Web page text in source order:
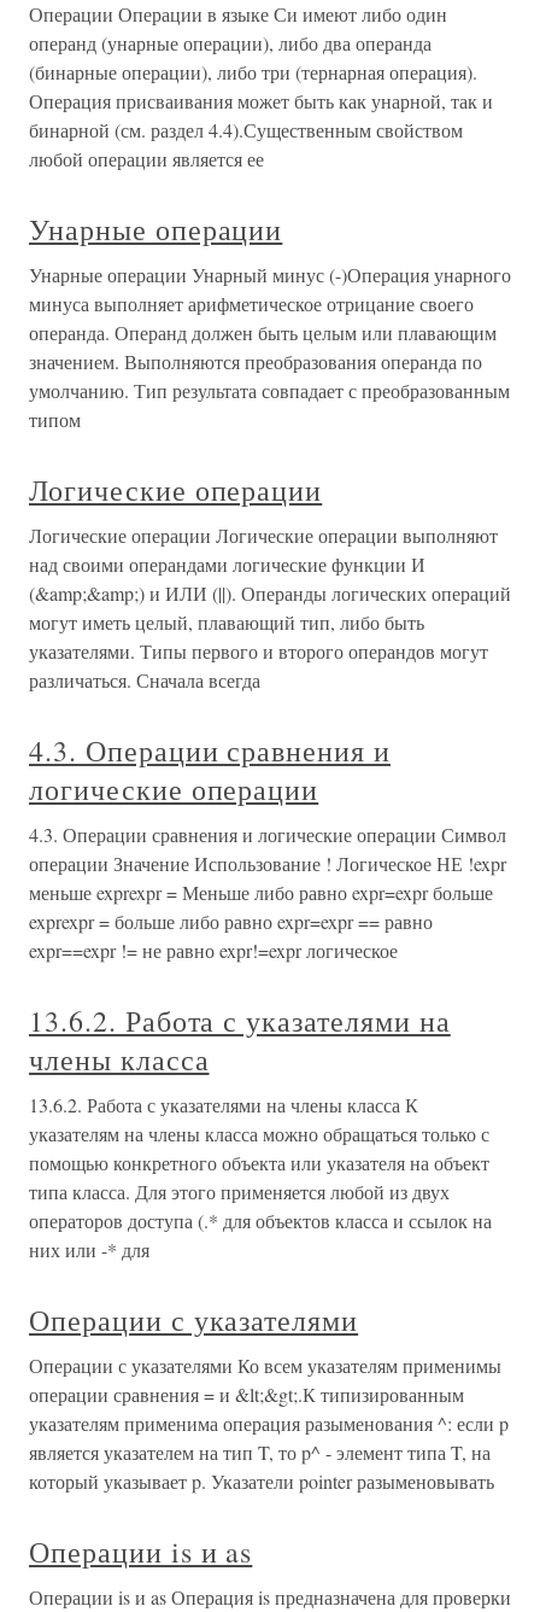
Операции Операции в языке Си имеют либо один
операнд (унарные операции), либо два операнда
(бинарные операции), либо три (тернарная операция).
Операция присваивания может быть как унарной, так и
бинарной (см. раздел 4.4).Существенным свойством
любой операции является ее
Унарные операции
Унарные операции Унарный минус (-)Операция унарного
минуса выполняет арифметическое отрицание своего
операнда. Операнд должен быть целым или плавающим
значением. Выполняются преобразования операнда по
умолчанию. Тип результата совпадает с преобразованным
типом
Логические операции
Логические операции Логические операции выполняют
над своими операндами логические функции И
(&amp;&amp;) и ИЛИ (||). Операнды логических операций
могут иметь целый, плавающий тип, либо быть
указателями. Типы первого и второго операндов могут
различаться. Сначала всегда
4.3. Операции сравнения и
логические операции
4.3. Операции сравнения и логические операции Символ
операции Значение Использование ! Логическое НЕ !expr
меньше exprexpr = Меньше либо равно expr=expr больше
exprexpr = больше либо равно expr=expr == равно
expr==expr != не равно expr!=expr логическое
13.6.2. Работа с указателями на
члены класса
13.6.2. Работа с указателями на члены класса К
указателям на члены класса можно обращаться только с
помощью конкретного объекта или указателя на объект
типа класса. Для этого применяется любой из двух
операторов доступа (.* для объектов класса и ссылок на
них или -* для
Операции с указателями
Операции с указателями Ко всем указателям применимы
операции сравнения = и &lt;&gt;.К типизированным
указателям применима операция разыменования ^: если p
является указателем на тип T, то p^ - элемент типа T, на
который указывает p. Указатели pointer разыменовывать
Операции is и as
Операции is и as Операция is предназначена для проверки